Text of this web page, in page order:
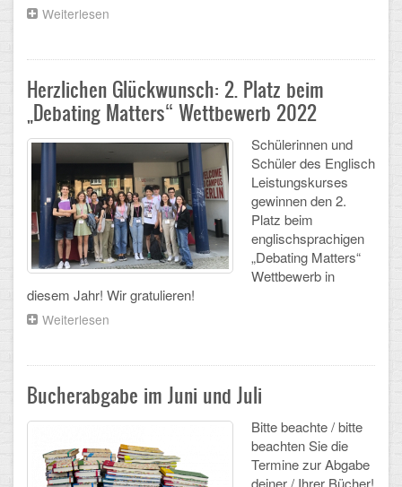
FÄCHER
Deutsch und Fremdsprachen
Ethik, Philosophie und Religion
Gesellschaftswissenschaften
Mathematik, Informatik und Naturwissenschaften
Musische Fächer
Sport
Abitur
Kurswahl 10. Kl.
Weiterlesen
am
Bundesfinale
im
Geräteturnen!
Herzlichen Glückwunsch: 2. Platz beim
„Debating Matters“ Wettbewerb 2022
Schülerinnen und
Schüler des Englisch
Leistungskurses
gewinnen den 2.
Platz beim
englischsprachigen
„Debating Matters“
Wettbewerb in
diesem Jahr! Wir gratulieren!
Weiterlesen
2.
Platz
beim
„Debating
Wettbewerb
2022
Bucherabgabe im Juni und Juli
Bitte beachte / bitte
beachten Sie die
Termine zur Abgabe